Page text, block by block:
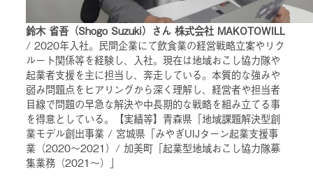
鈴木 省吾（Shogo Suzuki）さん 株式会社 MAKOTOWILL
/ 2020年入社。民間企業にて飲食業の経営戦略立案やリク
ルート関係等を経験し、入社。現在は地域おこし協力隊や
起業者支援を主に担当し、奔走している。本質的な強みや
弱み問題点をヒアリングから深く理解し、経営者や担当者
目線で問題の早急な解決や中長期的な戦略を組み立てる事
を得意としている。【実績等】青森県「地域課題解決型創
業モデル創出事業 / 宮城県「みやぎUIJターン起業支援事
業（2020～2021）/ 加美町「起業型地域おこし協力隊募
集業務（2021～）」